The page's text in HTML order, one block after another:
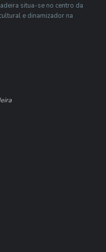
situa-se no centro da
e dinamizador na